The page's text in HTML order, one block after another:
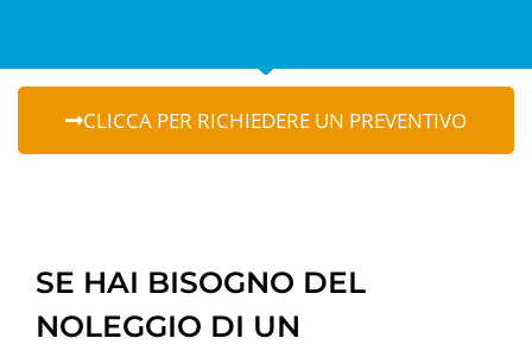
CLICCA PER RICHIEDERE UN PREVENTIVO
SE HAI BISOGNO DEL
NOLEGGIO DI UN